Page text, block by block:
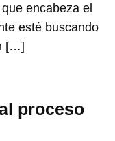
encabeza el
esté buscando
[…]
proceso